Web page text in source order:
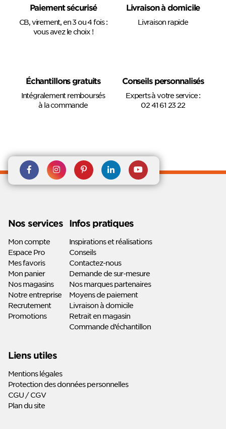
Paiement sécurisé
CB, virement, en 3 ou 4 fois :
vous avez le choix !
Livraison à domicile
Livraison rapide
Échantillons gratuits
Intégralement remboursés
à la commande
Conseils personnalisés
Experts à votre service :
02 41 61 23 22
Rejoignez nous sur Facebook
Suivez-nous sur
Instagram
Suivez-nous sur
Pinterest
Suivez-
nous sur
Suivez-
nous sur
Nos services
Mon compte
Espace Pro
Mes favoris
Mon panier
Nos magasins
Notre entreprise
Recrutement
Promotions
Infos pratiques
Inspirations et réalisations
Conseils
Contactez-nous
Demande de sur-mesure
Nos marques partenaires
Moyens de paiement
Livraison à domicile
Retrait en magasin
Commande d’échantillon
Liens utiles
Mentions légales
Protection des données personnelles
CGU / CGV
Plan du site